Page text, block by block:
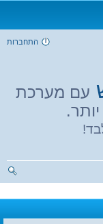
התחברות
עם מערכת